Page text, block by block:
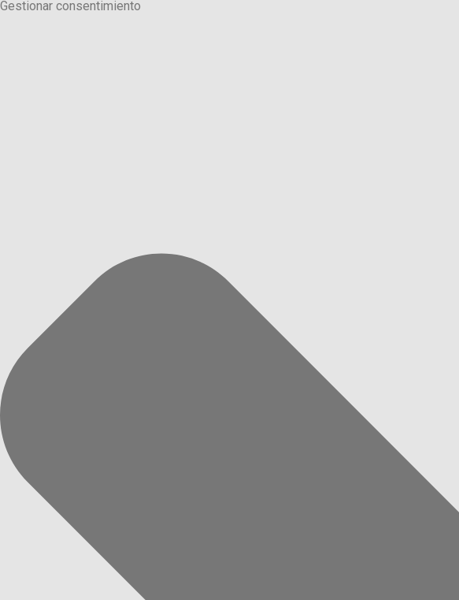
Gestionar consentimiento